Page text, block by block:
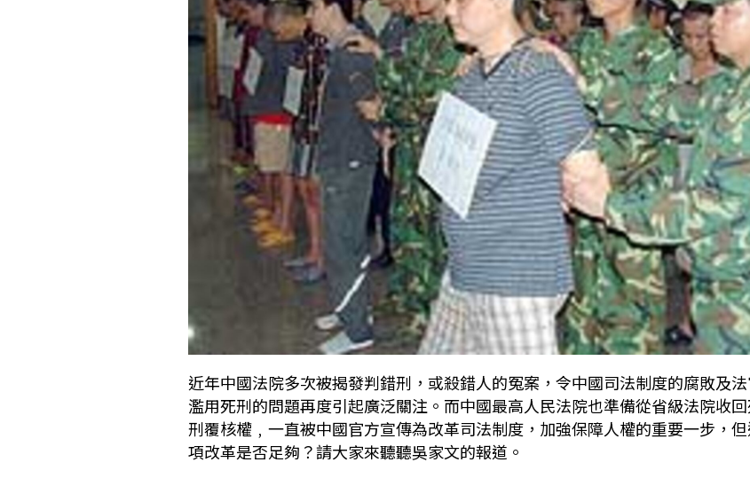
近年中國法院多次被揭發判錯刑，或殺錯人的冤案，令中國司法制度的腐敗及
濫用死刑的問題再度引起廣泛關注。而中國最高人民法院也準備從省級法院收
刑覆核權﹐一直被中國官方宣傳為改革司法制度，加強保障人權的重要一步，
項改革是否足夠？請大家來聽聽吳家文的報道。